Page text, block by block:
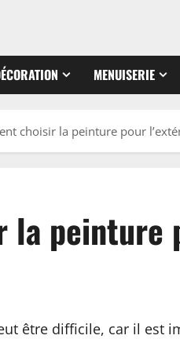
MENUISERIE
choisir la peinture pour
la peinture
être difficile, car il est